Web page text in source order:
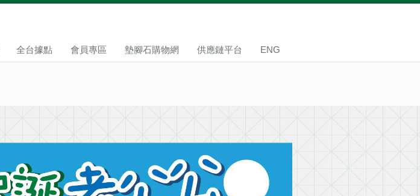
全台據點 會員專區 墊腳石購物網 供應鏈平台 ENG